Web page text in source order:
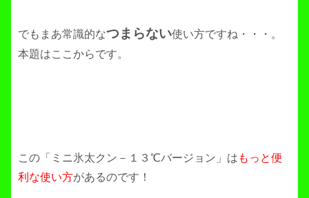
でもまあ常識的なつまらない使い方ですね・・・。
本題はここからです。
この「ミニ氷太クン－１３℃バージョン」は もっと便
利な使い方があるのです！